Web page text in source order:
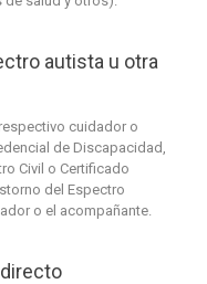
autista u otra
cuidador o
de Discapacidad,
Civil o Certificado
del Espectro
o el acompañante.